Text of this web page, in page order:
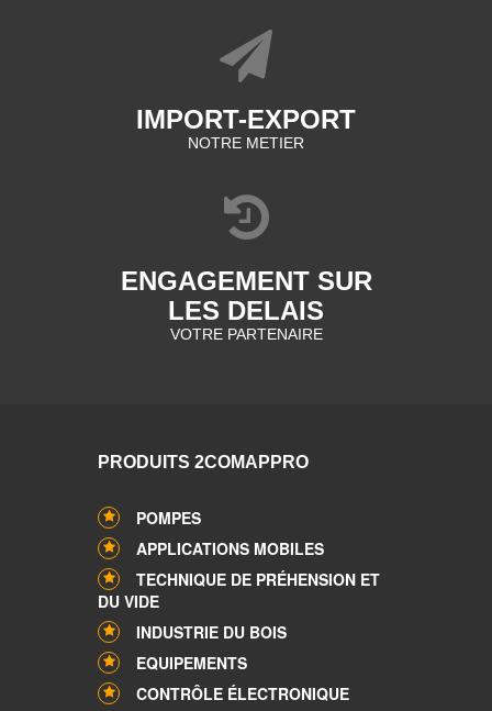
IMPORT-EXPORT
NOTRE METIER
ENGAGEMENT SUR
LES DELAIS
VOTRE PARTENAIRE
PRODUITS 2COMAPPRO
POMPES
APPLICATIONS MOBILES
TECHNIQUE DE PRÉHENSION ET
DU VIDE
INDUSTRIE DU BOIS
EQUIPEMENTS
CONTRÔLE ÉLECTRONIQUE